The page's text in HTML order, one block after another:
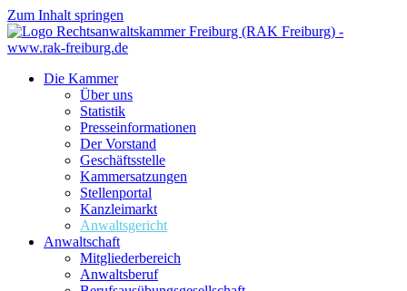
Zum Inhalt springen
Die Kammer
Über uns
Statistik
Presseinformationen
Der Vorstand
Geschäftsstelle
Kammersatzungen
Stellenportal
Kanzleimarkt
Anwaltsgericht
Anwaltschaft
Mitgliederbereich
Anwaltsberuf